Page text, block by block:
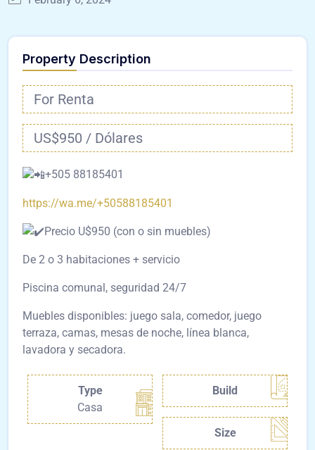
Property Description
For Renta
US$950 / Dólares
+505 88185401
https://wa.me/+50588185401
Precio U$950 (con o sin muebles)
De 2 o 3 habitaciones + servicio
Piscina comunal, seguridad 24/7
Muebles disponibles: juego sala, comedor, juego
terraza, camas, mesas de noche, línea blanca,
lavadora y secadora.
Type
Casa
Build
Size